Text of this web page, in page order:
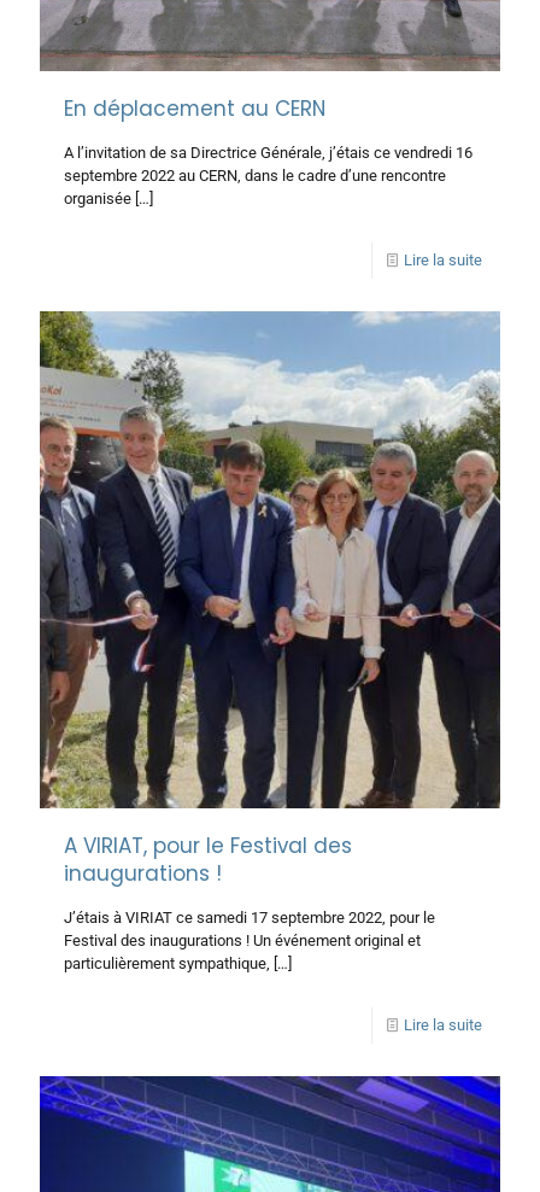
En déplacement au CERN
A l’invitation de sa Directrice Générale, j’étais ce vendredi 16
septembre 2022 au CERN, dans le cadre d’une rencontre
organisée […]
Lire la suite
A VIRIAT, pour le Festival des
inaugurations !
J’étais à VIRIAT ce samedi 17 septembre 2022, pour le
Festival des inaugurations ! Un événement original et
particulièrement sympathique, […]
Lire la suite